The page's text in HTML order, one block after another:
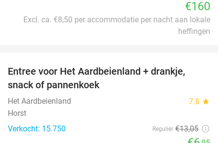
€160
Excl. ca. €8,50 per accommodatie per nacht aan lokale
heffingen
Entree voor Het Aardbeienland + drankje,
snack of pannenkoek
Het Aardbeienland 7.8 star
Horst
Verkocht: 15.750
Regulier €13,05